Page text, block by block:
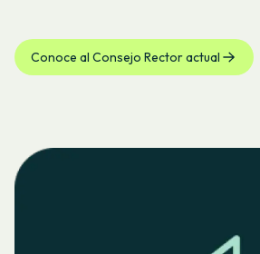
Conoce al Consejo Rector actual